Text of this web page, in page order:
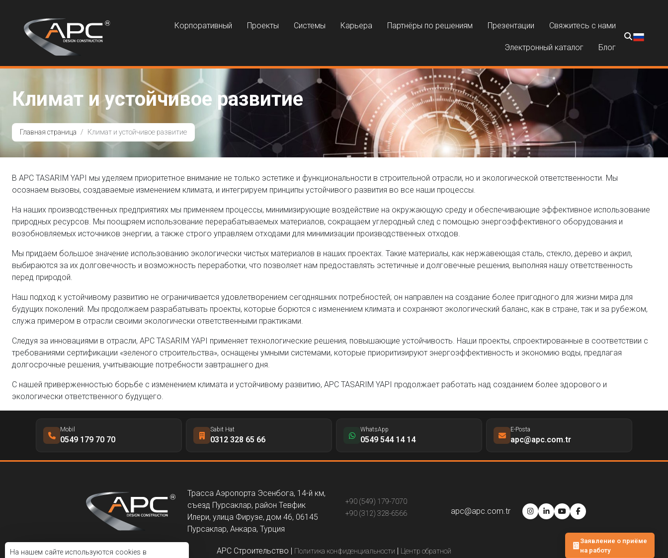
Корпоративный Проекты Системы Карьера Партнёры по решениям Презентации Свяжитесь с нами
Электронный каталог Блог
Климат и устойчивое развитие
Главная страница Климат и устойчивое развитие
В APC TASARIM YAPI мы уделяем приоритетное внимание не только эстетике и функциональности в строительной отрасли, но и экологической ответственности. Мы
осознаем вызовы, создаваемые изменением климата, и интегрируем принципы устойчивого развития во все наши процессы.
На наших производственных предприятиях мы применяем процессы, минимизирующие воздействие на окружающую среду и обеспечивающие эффективное использование
природных ресурсов. Мы поощряем использование перерабатываемых материалов, сокращаем углеродный след с помощью энергоэффективного оборудования и
возобновляемых источников энергии, а также строго управляем отходами для минимизации производственных отходов.
Мы придаем большое значение использованию экологически чистых материалов в наших проектах. Такие материалы, как нержавеющая сталь, стекло, дерево и акрил,
выбираются за их долговечность и возможность переработки, что позволяет нам предоставлять эстетичные и долговечные решения, выполняя нашу ответственность
перед природой.
Наш подход к устойчивому развитию не ограничивается удовлетворением сегодняшних потребностей; он направлен на создание более пригодного для жизни мира для
будущих поколений. Мы продолжаем разрабатывать проекты, которые борются с изменением климата и сохраняют экологический баланс, как в стране, так и за рубежом,
служа примером в отрасли своими экологически ответственными практиками.
Следуя за инновациями в отрасли, APC TASARIM YAPI применяет технологические решения, повышающие устойчивость. Наши проекты, спроектированные в соответствии с
требованиями сертификации «зеленого строительства», оснащены умными системами, которые приоритизируют энергоэффективность и экономию воды, предлагая
долгосрочные решения, учитывающие потребности завтрашнего дня.
С нашей приверженностью борьбе с изменением климата и устойчивому развитию, APC TASARIM YAPI продолжает работать над созданием более здорового и
экологически ответственного будущего.
На нашем сайте используются cookies в
Mobil
0549 179 70 70
Sabit Hat
0312 328 65 66
WhatsApp
0549 544 14 14
E-Posta
apc@apc.com.tr
Трасса Аэропорта Эсенбога, 14-й км,
съезд Пурсаклар, район Тевфик
Илери, улица Фирузе, дом 46, 06145
Пурсаклар, Анкара, Турция
+90 (549) 179-7070
+90 (312) 328-6566
apc@apc.com.tr
APC Строительство | Политика конфиденциальности | Центр обратной
Заявление о приёме
на работу